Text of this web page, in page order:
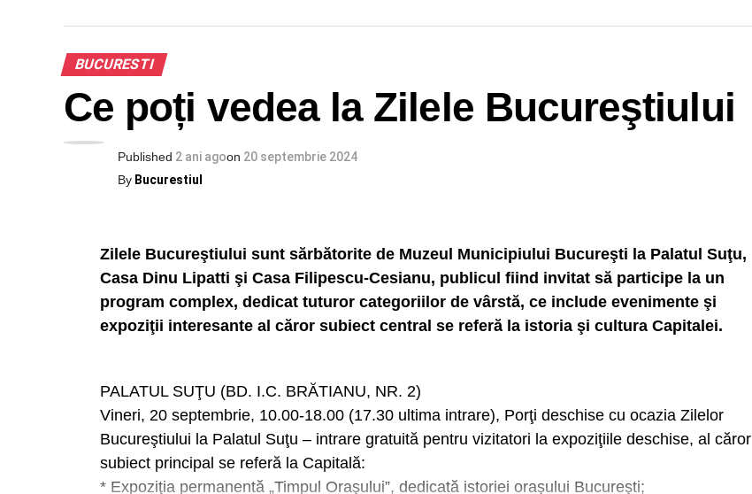
BUCURESTI
Ce poți vedea la Zilele Bucureştiului
Published 2 ani agoon 20 septembrie 2024
By Bucurestiul
Zilele Bucureştiului sunt sărbătorite de Muzeul Municipiului Bucureşti la Palatul Suţu,
Casa Dinu Lipatti şi Casa Filipescu-Cesianu, publicul fiind invitat să participe la un
program complex, dedicat tuturor categoriilor de vârstă, ce include evenimente şi
expoziţii interesante al căror subiect central se referă la istoria şi cultura Capitalei.
PALATUL SUŢU (BD. I.C. BRĂTIANU, NR. 2)
Vineri, 20 septembrie, 10.00-18.00 (17.30 ultima intrare), Porţi deschise cu ocazia Zilelor
Bucureştiului la Palatul Suţu – intrare gratuită pentru vizitatori la expoziţiile deschise, al căror
subiect principal se referă la Capitală:
* Expoziţia permanentă „Timpul Oraşului”, dedicată istoriei oraşului Bucureşti;